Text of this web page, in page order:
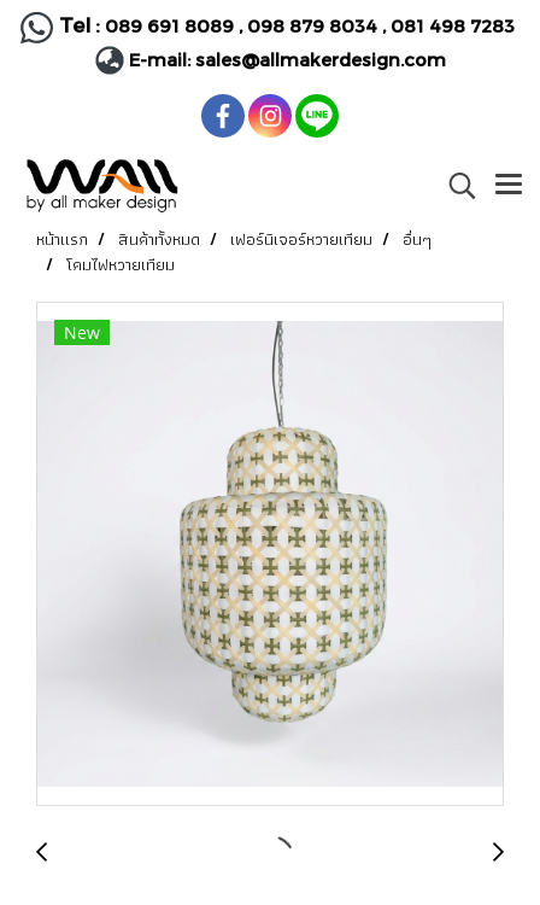
Tel : 089 691 8089, 098 879 8034 , 081 498 7283
E-mail:sales@allmakerdesign.com
หน้าแรก สินค้าทั้งหมด เฟอร์นิเจอร์หวายเทียม
อื่นๆ
โคมไฟหวายเทียม
New